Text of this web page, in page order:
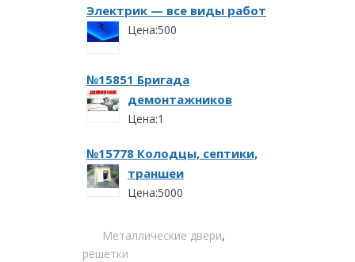
Электрик — все виды работ
Цена:500
№15851 Бригада
демонтажников
Цена:1
№15778 Колодцы, септики,
траншеи
Цена:5000
Металлические двери,
решетки